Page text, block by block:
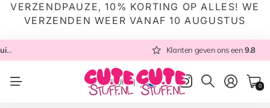
VERZENDPAUZE, 10% KORTING OP ALLES! WE
VERZENDEN WEER VANAF 10 AUGUSTUS
vanuit NL 9.8
Klanten geven ons een9.8
NL(EUR €) 0